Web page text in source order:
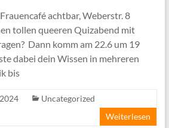
achtbar, Weberstr. 8
tollen queeren Quizabend mit
Dann komm am 22.6 um 19
dabei dein Wissen in mehreren
bis
Uncategorized
Weiterlesen